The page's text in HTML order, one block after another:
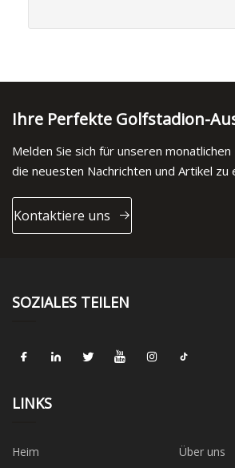
Ihre Perfekte Golfstadion-
Melden Sie sich für unseren
die neuesten Nachrichten und Artikel zu
Kontaktiere uns
SOZIALES TEILEN
LINKS
Heim
Über uns